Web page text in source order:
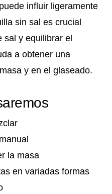
influir ligeramente
sin sal es crucial
sal y equilibrar el
a obtener una
y en el glaseado.
la masa
en variadas formas